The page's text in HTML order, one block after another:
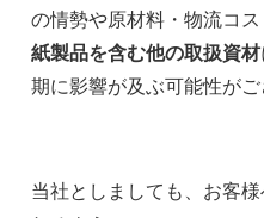
の情勢や原材料・物流コス
紙製品を含む他の取扱資材
期に影響が及ぶ可能性がご
当社としましても、お客